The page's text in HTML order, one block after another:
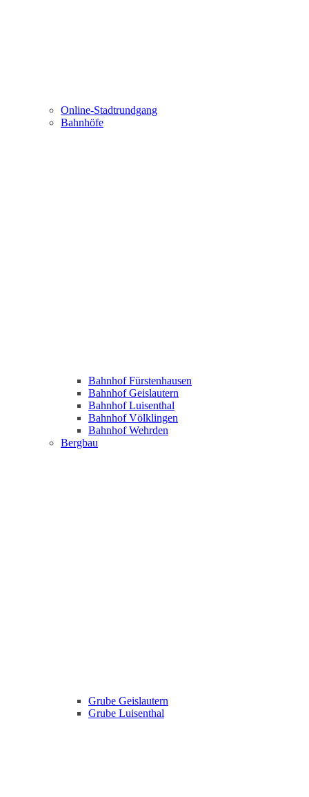
Online-Stadtrundgang
Bahnhöfe
Bahnhof Fürstenhausen
Bahnhof Geislautern
Bahnhof Luisenthal
Bahnhof Völklingen
Bahnhof Wehrden
Bergbau
Grube Geislautern
Grube Luisenthal